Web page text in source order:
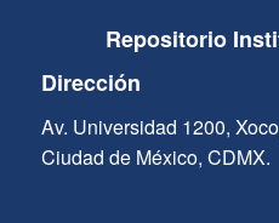
Repositorio
Dirección
Av. Universidad 1200,
Ciudad de México, CDMX.